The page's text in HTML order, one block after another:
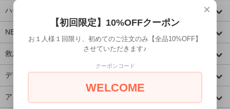
ハチミツ・プロポリス
NEW! ホメオパシー
救急箱アイテム
デンタルケア
アロマオイル＆ウォーター
×
【初回限定】10%OFFクーポン
お１人様１回限り、初めてのご注文のみ【全品10%OFF】
させていただきます♪
クーポンコード
WELCOME